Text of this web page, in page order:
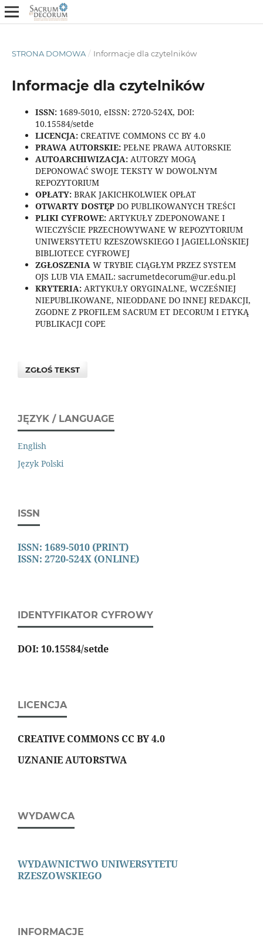
STRONA DOMOWA / Informacje dla czytelników
Informacje dla czytelników
ISSN:1689-5010, eISSN: 2720-524X, DOI:
10.15584/setde
LICENCJA:CREATIVE COMMONS CC BY 4.0
PRAWA AUTORSKIE:PEŁNE PRAWA AUTORSKIE
AUTOARCHIWIZACJA:AUTORZY MOGĄ
DEPONOWAĆ SWOJE TEKSTY W DOWOLNYM
REPOZYTORIUM
OPŁATY:BRAK JAKICHKOLWIEK OPŁAT
OTWARTY DOSTĘPDO PUBLIKOWANYCH TREŚCI
PLIKI CYFROWE:ARTYKUŁY ZDEPONOWANE I
WIECZYŚCIE PRZECHOWYWANE W REPOZYTORIUM
UNIWERSYTETU RZESZOWSKIEGO I JAGIELLOŃSKIEJ
BIBLIOTECE CYFROWEJ
ZGŁOSZENIAW TRYBIE CIĄGŁYM PRZEZ SYSTEM
OJS LUB VIA EMAIL: sacrumetdecorum@ur.edu.pl
KRYTERIA:ARTYKUŁY ORYGINALNE, WCZEŚNIEJ
NIEPUBLIKOWANE, NIEODDANE DO INNEJ REDAKCJI,
ZGODNE Z PROFILEM SACRUM ET DECORUM I ETYKĄ
PUBLIKACJI COPE
ZGŁOŚ TEKST
JĘZYK / LANGUAGE
English
Język Polski
ISSN
ISSN: 1689-5010 (PRINT)
ISSN: 2720-524X (ONLINE)
IDENTYFIKATOR CYFROWY
DOI: 10.15584/setde
LICENCJA
CREATIVE COMMONS CC BY 4.0
UZNANIE AUTORSTWA
WYDAWCA
WYDAWNICTWO UNIWERSYTETU
RZESZOWSKIEGO
INFORMACJE